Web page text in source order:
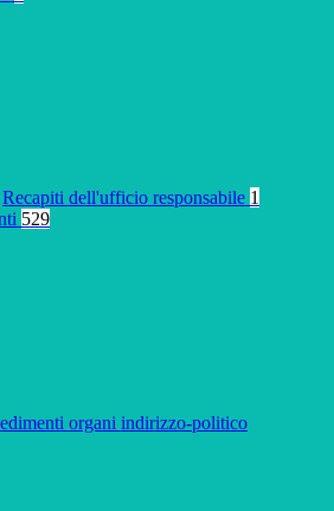
Recapiti dell'ufficio responsabile 1
529
organi indirizzo-politico